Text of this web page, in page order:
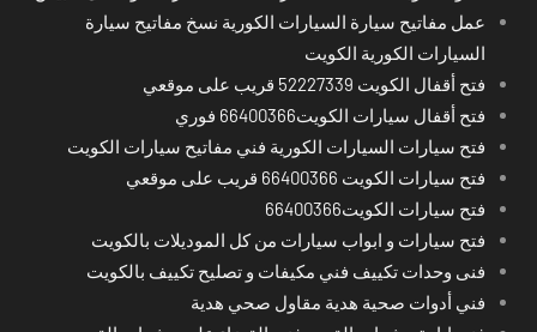
عمل مفاتيح سيارة السيارات الكورية نسخ مفاتيح سيارة
السيارات الكورية الكويت
فتح أقفال الكويت 52227339 قريب على موقعي
فتح أقفال سيارات الكويت66400366 فوري
فتح سيارات السيارات الكورية فني مفاتيح سيارات الكويت
فتح سيارات الكويت 66400366 قريب على موقعي
فتح سيارات الكويت66400366
فتح سيارات و ابواب سيارات من كل الموديلات بالكويت
فنى وحدات تكييف فني مكيفات و تصليح تكييف بالكويت
فني أدوات صحية هدية مقاول صحي هدية